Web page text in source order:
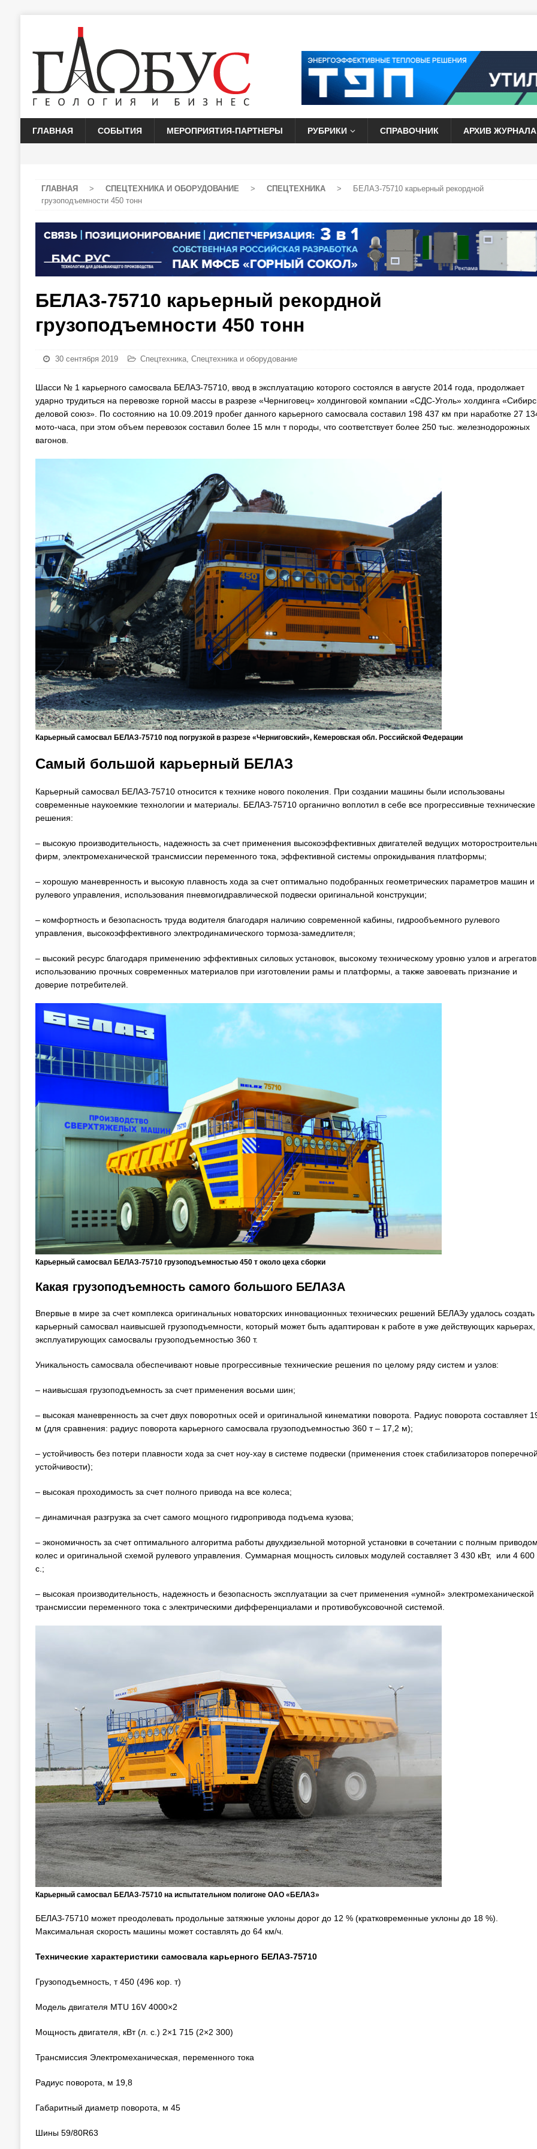
ГЛАВНАЯ СОБЫТИЯ МЕРОПРИЯТИЯ-ПАРТНЕРЫ РУБРИКИ СПРАВОЧНИК АРХИВ ЖУРНАЛА
ГЛАВНАЯ > СПЕЦТЕХНИКА И ОБОРУДОВАНИЕ > СПЕЦТЕХНИКА >
БЕЛАЗ-75710 карьерный рекордной
грузоподъемности 450 тонн
БЕЛАЗ-75710 карьерный рекордной
грузоподъемности 450 тонн
30 сентября 2019 Спецтехника, Спецтехника и оборудование
Шасси № 1 карьерного самосвала БЕЛАЗ-75710, ввод в эксплуатацию которого состоялся в августе 2014 года, продолжает
ударно трудиться на перевозке горной массы в разрезе «Черниговец» холдинговой компании «СДС-Уголь» холдинга
деловой союз». По состоянию на 10.09.2019 пробег данного карьерного самосвала составил 198 437 км при наработке 27
мото-часа, при этом объем перевозок составил более 15 млн т породы, что соответствует более 250 тыс. железнодорожных
вагонов.
Карьерный самосвал БЕЛАЗ-75710 под погрузкой в разрезе «Черниговский», Кемеровская обл. Российской Федерации
Самый большой карьерный БЕЛАЗ
Карьерный самосвал БЕЛАЗ-75710 относится к технике нового поколения. При создании машины были использованы
современные наукоемкие технологии и материалы. БЕЛАЗ-75710 органично воплотил в себе все прогрессивные технические
решения:
– высокую производительность, надежность за счет применения высокоэффективных двигателей ведущих
фирм, электромеханической трансмиссии переменного тока, эффективной системы опрокидывания платформы;
– хорошую маневренность и высокую плавность хода за счет оптимально подобранных геометрических параметров машин и
рулевого управления, использования пневмогидравлической подвески оригинальной конструкции;
– комфортность и безопасность труда водителя благодаря наличию современной кабины, гидрообъемного рулевого
управления, высокоэффективного электродинамического тормоза-замедлителя;
– высокий ресурс благодаря применению эффективных силовых установок, высокому техническому уровню узлов и
использованию прочных современных материалов при изготовлении рамы и платформы, а также завоевать признание и
доверие потребителей.
Карьерный самосвал БЕЛАЗ-75710 грузоподъемностью 450 т около цеха сборки
Какая грузоподъемность самого большого БЕЛАЗА
Впервые в мире за счет комплекса оригинальных новаторских инновационных технических решений БЕЛАЗу удалось создать
карьерный самосвал наивысшей грузоподъемности, который может быть адаптирован к работе в уже действующих карьерах,
эксплуатирующих самосвалы грузоподъемностью 360 т.
Уникальность самосвала обеспечивают новые прогрессивные технические решения по целому ряду систем и узлов:
– наивысшая грузоподъемность за счет применения восьми шин;
– высокая маневренность за счет двух поворотных осей и оригинальной кинематики поворота. Радиус поворота составляет
м (для сравнения: радиус поворота карьерного самосвала грузоподъемностью 360 т – 17,2 м);
– устойчивость без потери плавности хода за счет ноу-хау в системе подвески (применения стоек стабилизаторов
устойчивости);
– высокая проходимость за счет полного привода на все колеса;
– динамичная разгрузка за счет самого мощного гидропривода подъема кузова;
– экономичность за счет оптимального алгоритма работы двухдизельной моторной установки в сочетании с полным
колес и оригинальной схемой рулевого управления. Суммарная мощность силовых модулей составляет 3 430 кВт, или 4 600
с.;
– высокая производительность, надежность и безопасность эксплуатации за счет применения «умной» электромеханической
трансмиссии переменного тока с электрическими дифференциалами и противобуксовочной системой.
Карьерный самосвал БЕЛАЗ-75710 на испытательном полигоне ОАО «БЕЛАЗ»
БЕЛАЗ-75710 может преодолевать продольные затяжные уклоны дорог до 12 % (кратковременные уклоны до 18 %).
Максимальная скорость машины может составлять до 64 км/ч.
Технические характеристики самосвала карьерного БЕЛАЗ-75710
Грузоподъемность, т 450 (496 кор. т)
Модель двигателя MTU 16V 4000×2
Мощность двигателя, кВт (л. с.) 2×1 715 (2×2 300)
Трансмиссия Электромеханическая, переменного тока
Радиус поворота, м 19,8
Габаритный диаметр поворота, м 45
Шины 59/80R63